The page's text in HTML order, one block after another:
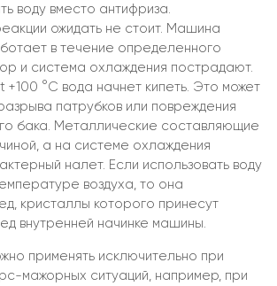
воду вместо антифриза.
ожидать не стоит. Машина
в течение определенного
и система охлаждения пострадают.
+100 °С вода начнет кипеть. Это может
патрубков или повреждения
бака. Металлические составляющие
а на системе охлаждения
налет. Если использовать воду
воздуха, то она
кристаллы которого принесут
внутренней начинке машины.
применять исключительно при
мажорных ситуаций, например, при